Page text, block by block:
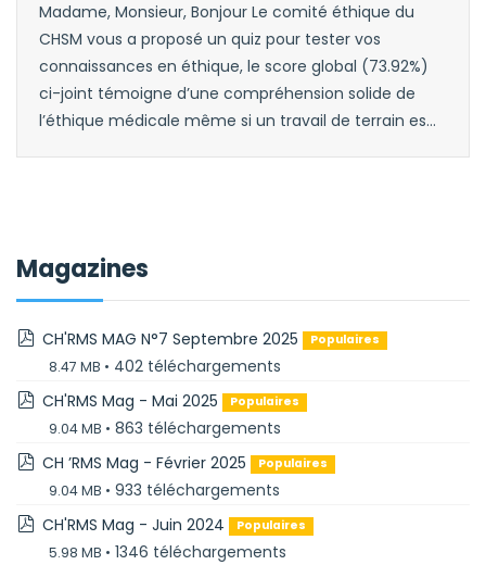
Madame, Monsieur, Bonjour Le comité éthique du
CHSM vous a proposé un quiz pour tester vos
connaissances en éthique, le score global (73.92%)
ci-joint témoigne d’une compréhension solide de
l’éthique médicale même si un travail de terrain es...
Magazines
pdf
CH'RMS MAG N°7 Septembre 2025 Populaires
8.47 MB
402 téléchargements
pdf
CH'RMS Mag - Mai 2025 Populaires
9.04 MB
863 téléchargements
pdf
CH ’RMS Mag - Février 2025 Populaires
9.04 MB
933 téléchargements
pdf
CH'RMS Mag - Juin 2024 Populaires
5.98 MB
1346 téléchargements